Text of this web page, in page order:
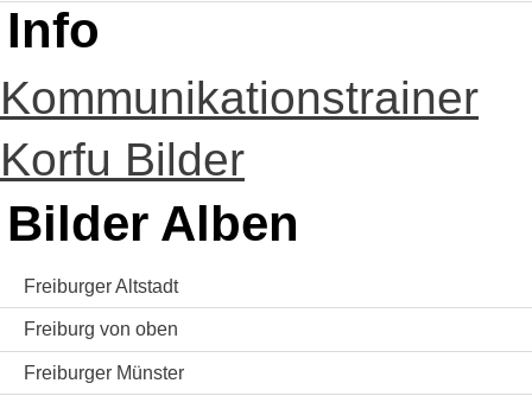
Info
Kommunikationstrainer
Korfu Bilder
Bilder Alben
Freiburger Altstadt
Freiburg von oben
Freiburger Münster